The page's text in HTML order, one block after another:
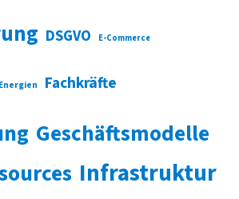
DSGVO E-Commerce
Energien Fachkräfte
Geschäftsmodelle
Infrastruktur